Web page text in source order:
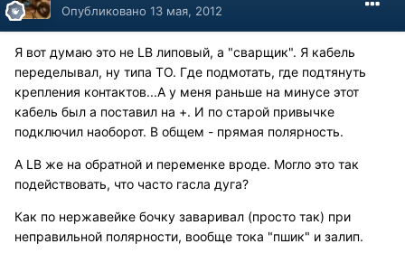
Опубликовано 13 мая, 2012
Я вот думаю это не LB липовый, а "сварщик". Я кабель
переделывал, ну типа ТО. Где подмотать, где подтянуть
крепления контактов...А у меня раньше на минусе этот
кабель был а поставил на +. И по старой привычке
подключил наоборот. В общем - прямая полярность.
А LB же на обратной и переменке вроде. Могло это так
подействовать, что часто гасла дуга?
Как по нержавейке бочку заваривал (просто так) при
неправильной полярности, вообще тока "пшик" и залип.